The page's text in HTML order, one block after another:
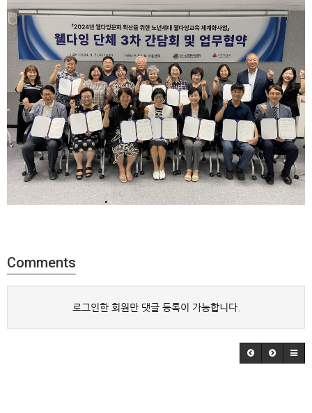
Comments
로그인한 회원만 댓글 등록이 가능합니다.